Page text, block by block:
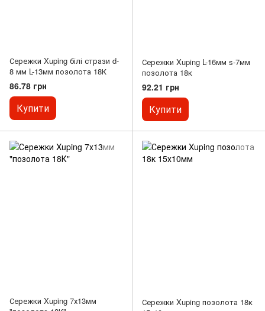
Сережки Xuping білі стрази d-
8 мм L-13мм позолота 18К
86.78 грн
Купити
Сережки Xuping L-16мм s-7мм
позолота 18к
92.21 грн
Купити
Сережки Xuping 7х13мм
Сережки Xuping позолота 18к